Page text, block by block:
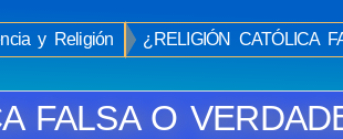
y Religión ¿RELIGIÓN CATÓLICA
FALSA O